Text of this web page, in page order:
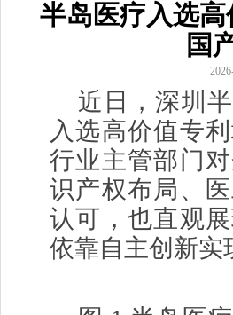
半岛医疗入选
国
近日，深圳
入选高价值专
行业主管部门
识产权布局、
认可，也直观
依靠自主创新实